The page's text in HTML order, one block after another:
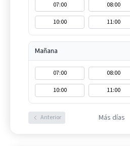
07:00 08:00
10:00
11:00
Mañana
07:00 08:00
10:00
11:00
Anterior Más días